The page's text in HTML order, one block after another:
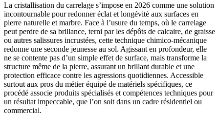
La cristallisation du carrelage s’impose en 2026 comme une solution
incontournable pour redonner éclat et longévité aux surfaces en
pierre naturelle et marbre. Face à l’usure du temps, où le carrelage
peut perdre de sa brillance, terni par les dépôts de calcaire, de graisse
ou autres salissures incrustées, cette technique chimico-mécanique
redonne une seconde jeunesse au sol. Agissant en profondeur, elle
ne se contente pas d’un simple effet de surface, mais transforme la
structure même de la pierre, assurant un brillant durable et une
protection efficace contre les agressions quotidiennes. Accessible
surtout aux pros du métier équipé de matériels spécifiques, ce
procédé associe produits spécialisés et compétences techniques pour
un résultat impeccable, que l’on soit dans un cadre résidentiel ou
commercial.